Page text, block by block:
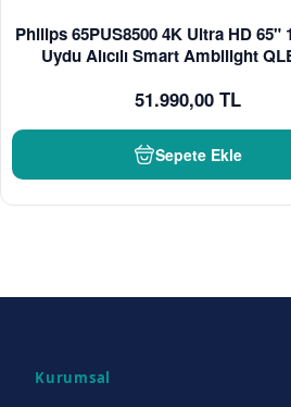
Philips 65PUS8500 4K Ultra HD 65"
Uydu Alıcılı Smart Ambilight
51.990,00 TL
Sepete Ekle
Kurumsal